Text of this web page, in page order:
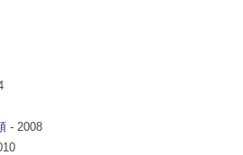
- 2008